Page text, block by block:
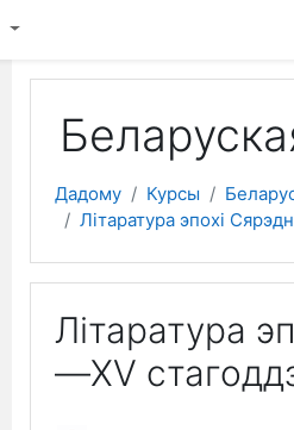
Дадому Курсы
Літаратура эпохі
Літаратура
—ХV